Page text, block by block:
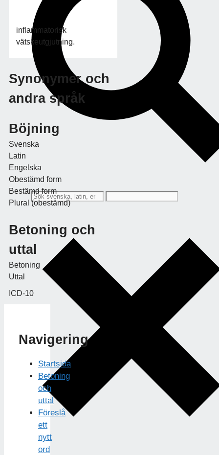
inflammatorisk
vätskeutgjutning.
Synonymer och
andra språk
Böjning
Svenska
Latin
Engelska
Obestämd form
Bestämd form
Plural (obestämd)
Betoning och
uttal
Betoning
Uttal
ICD-10
Navigering
Startsida
Betoning
och
uttal
Föreslå
ett
nytt
ord